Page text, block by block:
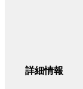
詳細情報